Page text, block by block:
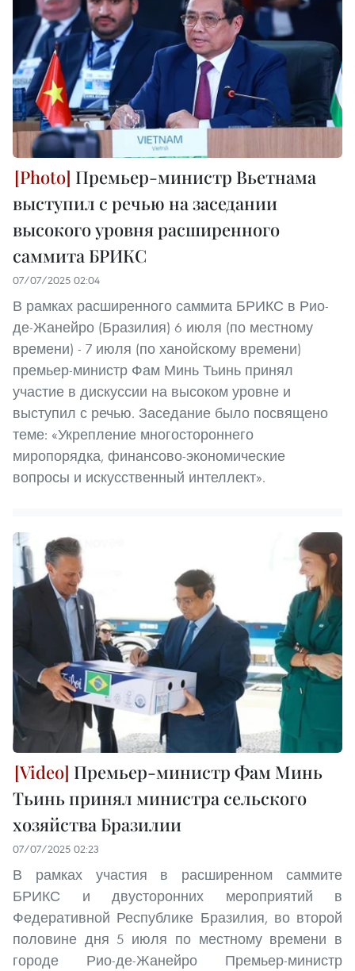
Премьер-министр Вьетнама
выступил с речью на заседании
высокого уровня расширенного
саммита БРИКС
07/07/2025 02:04
В рамках расширенного саммита БРИКС в Рио-
де-Жанейро (Бразилия) 6 июля (по местному
времени) - 7 июля (по ханойскому времени)
премьер-министр Фам Минь Тьинь принял
участие в дискуссии на высоком уровне и
выступил с речью. Заседание было посвящено
теме: «Укрепление многостороннего
миропорядка, финансово-экономические
вопросы и искусственный интеллект».
Премьер-министр Фам Минь
Тьинь принял министра сельского
хозяйства Бразилии
07/07/2025 02:23
В рамках участия в расширенном саммите
БРИКС и двусторонних мероприятий в
Федеративной Республике Бразилия, во второй
половине дня 5 июля по местному времени в
городе Рио-де-Жанейро Премьер-министр